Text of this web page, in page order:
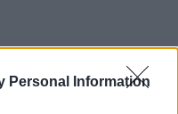
Personal Information
napját a